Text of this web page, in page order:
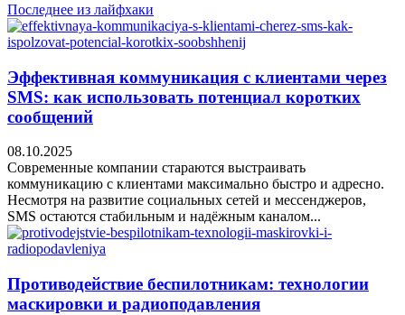
Последнее из лайфхаки
Эффективная коммуникация с клиентами через
SMS: как использовать потенциал коротких
сообщений
08.10.2025
Современные компании стараются выстраивать
коммуникацию с клиентами максимально быстро и адресно.
Несмотря на развитие социальных сетей и мессенджеров,
SMS остаются стабильным и надёжным каналом...
Противодействие беспилотникам: технологии
маскировки и радиоподавления